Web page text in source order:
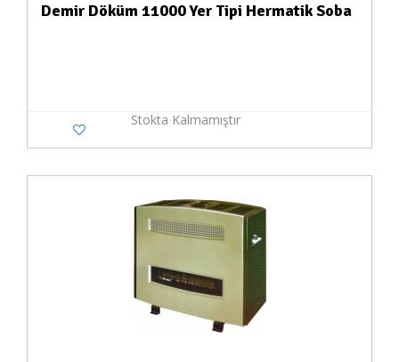
Demir Döküm 11000 Yer Tipi Hermatik Soba
Stokta Kalmamıştır